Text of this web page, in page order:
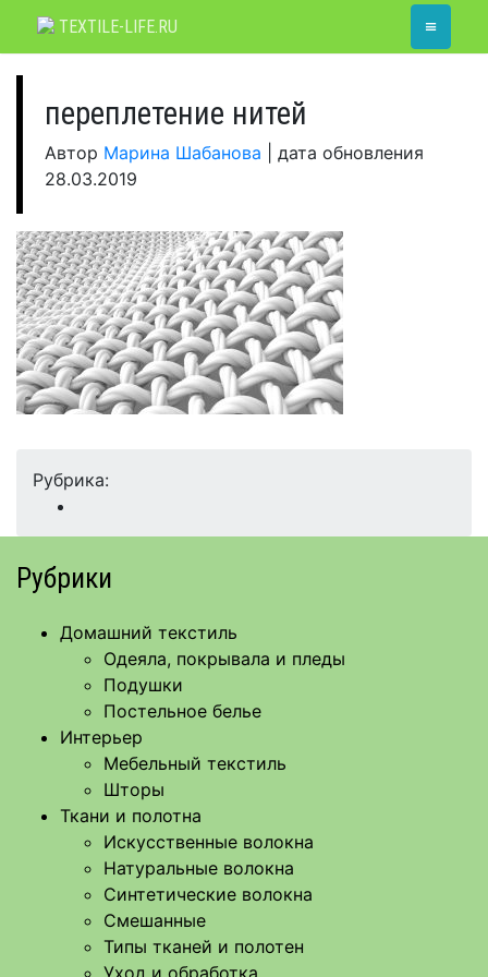
TEXTILE-LIFE.RU ≡
переплетение нитей
Автор Марина Шабанова
дата обновления
28.03.2019
Рубрика:
Рубрики
Домашний текстиль
Одеяла, покрывала и пледы
Подушки
Постельное белье
Интерьер
Мебельный текстиль
Шторы
Ткани и полотна
Искусственные волокна
Натуральные волокна
Синтетические волокна
Смешанные
Типы тканей и полотен
Уход и обработка